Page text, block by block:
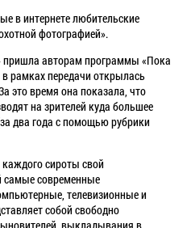
в интернете любительские
фотографией».
пришла авторам программы «Пока
рамках передачи открылась
это время она показала, что
на зрителей куда большее
два года с помощью рубрики
сироты свой
самые современные
телевизионные и
собой свободно